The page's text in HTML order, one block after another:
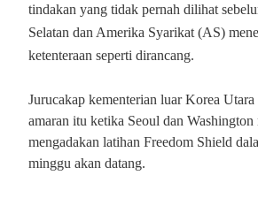
tindakan yang tidak pernah dilihat
Selatan dan Amerika Syarikat (AS)
ketenteraan seperti dirancang.
Jurucakap kementerian luar Korea Utara
amaran itu ketika Seoul dan Washington
mengadakan latihan Freedom Shield
minggu akan datang.